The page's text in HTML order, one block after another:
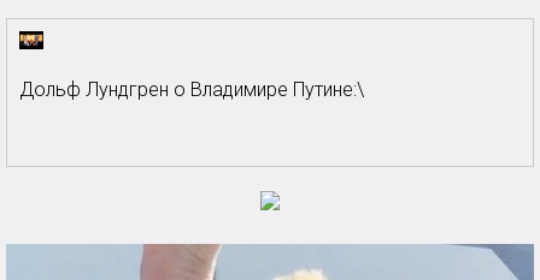
Дольф Лундгрен о Владимире Путине:\